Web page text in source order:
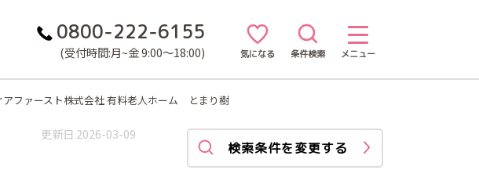
0800-222-6155
(受付時間:月~金 9:00～18:00) 気になる 条件検索 メニュー
アファースト株式会社 有料老人ホーム とまり樹
更新日 2026-03-09
検索条件を変更する